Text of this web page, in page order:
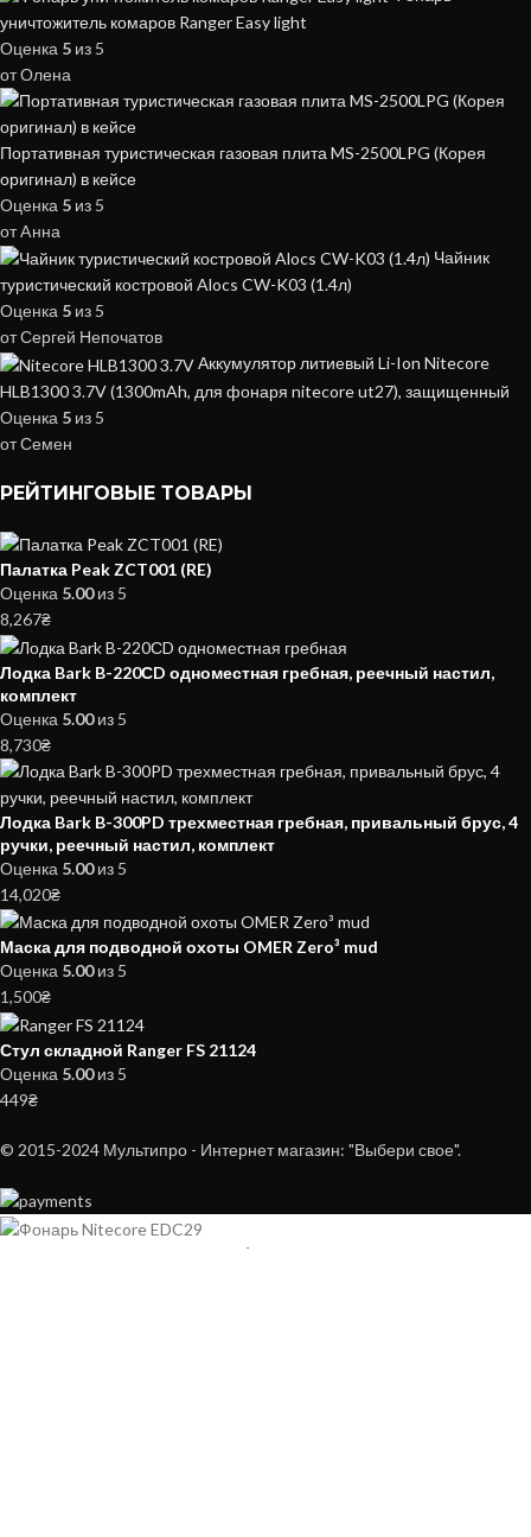
уничтожитель комаров Ranger Easy light
Оценка 5 из 5
от Олена
Портативная туристическая газовая плита MS-2500LPG (Корея
оригинал) в кейсе
Оценка 5 из 5
от Aнна
Чайник
туристический костровой Alocs CW-K03 (1.4л)
Оценка 5 из 5
от Сергей Непочатов
Аккумулятор литиевый Li-Ion Nitecore
HLB1300 3.7V (1300mAh, для фонаря nitecore ut27), защищенный
Оценка 5 из 5
от Семен
РЕЙТИНГОВЫЕ ТОВАРЫ
Палатка Peak ZCT001 (RE)
Оценка 5.00из 5
8,267₴
Лодка Bark B-220СD одноместная гребная, реечный настил,
комплект
Оценка 5.00из 5
8,730₴
Лодка Bark B-300PD трехместная гребная, привальный брус, 4
ручки, реечный настил, комплект
Оценка 5.00из 5
14,020₴
Маска для подводной охоты OMER Zero³ mud
Оценка 5.00из 5
1,500₴
Стул складной Ranger FS 21124
Оценка 5.00из 5
449₴
© 2015-2024 Мультипро - Интернет магазин: "Выбери свое".
НОЖИ
Фонарь Nitecore EDC29 (2xUHi 20 MAX LED, 6500